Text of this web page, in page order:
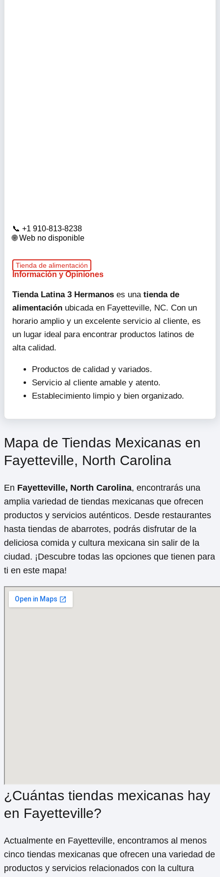
+1 910-813-8238
Web no disponible
Tienda de alimentación
Información y Opiniones
Tienda Latina 3 Hermanos es una tienda de
alimentación ubicada en Fayetteville, NC. Con un
horario amplio y un excelente servicio al cliente, es
un lugar ideal para encontrar productos latinos de
alta calidad.
Productos de calidad y variados.
Servicio al cliente amable y atento.
Establecimiento limpio y bien organizado.
Mapa de Tiendas Mexicanas en
Fayetteville, North Carolina
En Fayetteville, North Carolina, encontrarás una
amplia variedad de tiendas mexicanas que ofrecen
productos y servicios auténticos. Desde restaurantes
hasta tiendas de abarrotes, podrás disfrutar de la
deliciosa comida y cultura mexicana sin salir de la
ciudad. ¡Descubre todas las opciones que tienen para
ti en este mapa!
¿Cuántas tiendas mexicanas hay
en Fayetteville?
Actualmente en Fayetteville, encontramos al menos
cinco tiendas mexicanas que ofrecen una variedad de
productos y servicios relacionados con la cultura